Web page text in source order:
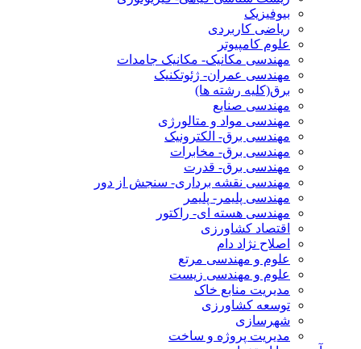
بیوفیزیک
ریاضی کاربردی
علوم کامپیوتر
مهندسی مکانیک- مکانیک جامدات
مهندسی عمران- ژئوتکنیک
برق(کلیه رشته ها)
مهندسی صنایع
مهندسی مواد و متالورژی
مهندسی برق- الکترونیک
مهندسی برق- مخابرات
مهندسی برق- قدرت
مهندسی نقشه برداری- سنجش از دور
مهندسی پلیمر- پلیمر
مهندسی هسته ای- راکتور
اقتصاد کشاورزی
اصلاح نژاد دام
علوم و مهندسی مرتع
علوم و مهندسی زیست
مدیریت منابع خاک
توسعه کشاورزی
شهرسازی
مدیریت پروژه و ساخت